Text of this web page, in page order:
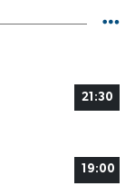
21:30
19:00